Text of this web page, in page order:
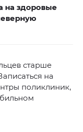
на здоровые
старше
на
поликлиник,